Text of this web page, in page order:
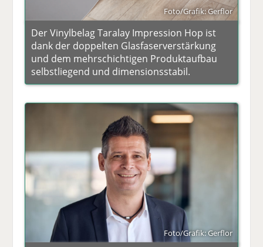
Foto/Grafik: Gerflor
Der Vinylbelag Taralay Impression Hop ist
dank der doppelten Glasfaserverstärkung
und dem mehrschichtigen Produktaufbau
selbstliegend und dimensionsstabil.
Foto/Grafik: Gerflor